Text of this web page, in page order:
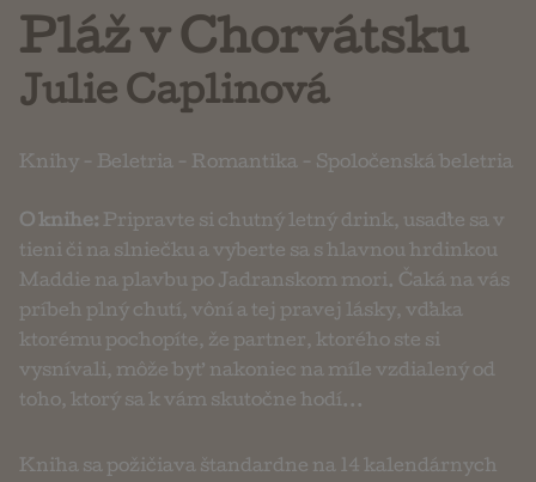
Pláž v Chorvátsku
Julie Caplinová
Knihy - Beletria - Romantika - Spoločenská beletria
O knihe: Pripravte si chutný letný drink, usaďte sa v
tieni či na slniečku a vyberte sa s hlavnou hrdinkou
Maddie na plavbu po Jadranskom mori. Čaká na vás
príbeh plný chutí, vôní a tej pravej lásky, vďaka
ktorému pochopíte, že partner, ktorého ste si
vysnívali, môže byť nakoniec na míle vzdialený od
toho, ktorý sa k vám skutočne hodí...
Kniha sa požičiava štandardne na 14 kalendárnych